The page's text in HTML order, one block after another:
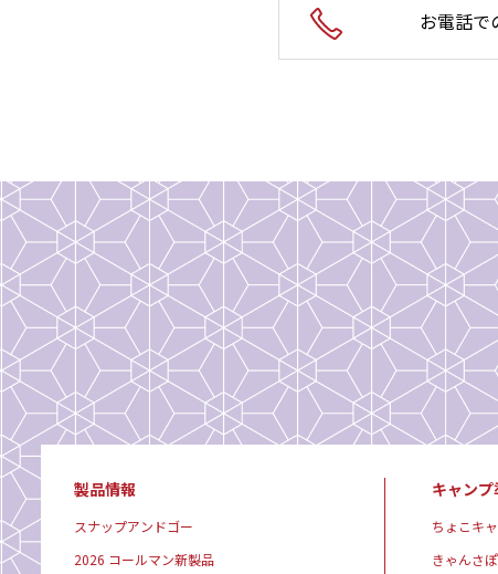
お電話で
製品情報
スナップアンドゴー
2026 コールマン新製品
キャンプ
ちょこキャ
きゃんさぽ